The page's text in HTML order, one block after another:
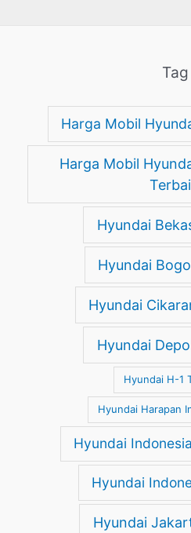
Tag
Harga Mobil
Harga Mobil
Hyundai
Hyundai
Hyundai
Hyundai
Hyundai H-1
Hyundai Harapan
Hyundai
Hyundai
Hyundai